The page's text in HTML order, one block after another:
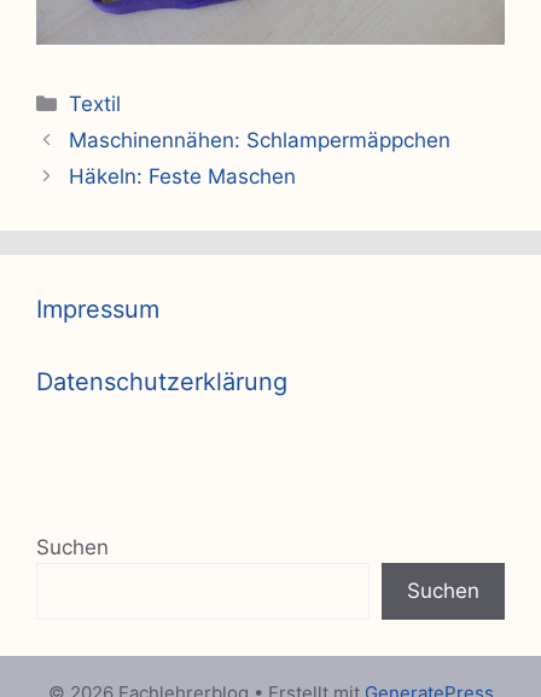
Kategorien
Textil
Maschinennähen: Schlampermäppchen
Häkeln: Feste Maschen
Impressum
Datenschutzerklärung
Suchen
Suchen
© 2026 Fachlehrerblog • Erstellt mit GeneratePress